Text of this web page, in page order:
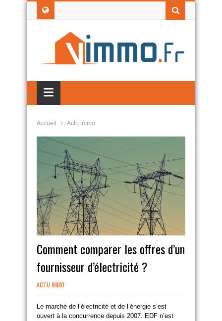
≡
Accueil Actu immo
Comment comparer les offres d’un
fournisseur d’électricité ?
ACTU IMMO
Le marché de l’électricité et de l’énergie s’est
ouvert à la concurrence depuis 2007. EDF n’est